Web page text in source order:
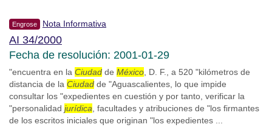
Engrose Nota Informativa
AI 34/2000
Fecha de resolución: 2001-01-29
"encuentra en la Ciudad de México , D. F., a 520 "kilómetros de
distancia de la Ciudad de "Aguascalientes, lo que impide
consultar los "expedientes en cuestión y por tanto, verificar la
"personalidad jurídica , facultades y atribuciones de "los firmantes
de los escritos iniciales que originan "los expedientes ...